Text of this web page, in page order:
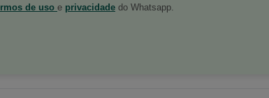
de uso e privacidade do Whatsapp.